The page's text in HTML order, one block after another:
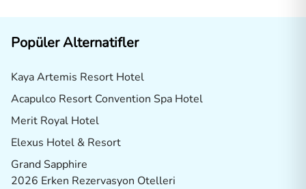
Popüler Alternatifler
Kaya Artemis Resort Hotel
Acapulco Resort Convention Spa Hotel
Merit Royal Hotel
Elexus Hotel & Resort
Grand Sapphire
2026 Erken Rezervasyon Otelleri